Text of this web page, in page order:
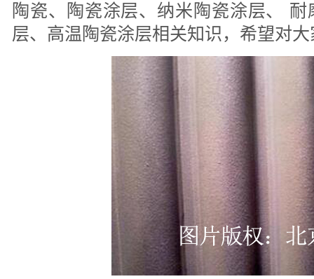
陶瓷、陶瓷涂层、纳米陶瓷涂层、
层、高温陶瓷涂层相关知识，希望对